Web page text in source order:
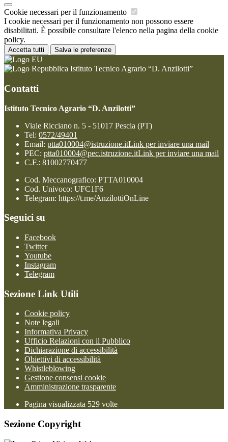
Cookie necessari per il funzionamento
I cookie necessari per il funzionamento non possono essere
disabilitati. È possibile consultare l'elenco nella pagina della cookie
policy.
Accetta tutti Salva le preferenze
Istituto Tecnico Agrario “D. Anzilotti”
Contatti
Istituto Tecnico Agrario “D. Anzilotti”
Viale Ricciano n. 5 - 51017 Pescia (PT)
Tel: 0572/49401
Email: ptta010004@istruzione.itLink per inviare una mail
PEC: ptta010004@pec.istruzione.itLink per inviare una mail
C.F.: 81002770477
Cod. Meccanografico: PTTA010004
Cod. Univoco: UFC1F6
Telegram: https://t.me/AnzilottiOnLine
Seguici su
Facebook
Twitter
Youtube
Instagram
Telegram
Sezione Link Utili
Cookie policy
Note legali
Informativa Privacy
Ufficio Relazioni con il Pubblico
Dichiarazione di accessibilità
Obiettivi di accessibilità
Whistleblowing
Gestione consensi cookie
Amministrazione trasparente
Pagina visualizzata 529 volte
Sezione Copyright